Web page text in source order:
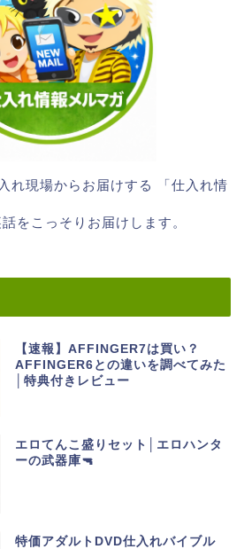
れ現場からお届けする 「仕入れ情
をこっそりお届けします。
【速報】AFFINGER7は買い？
AFFINGER6との違いを調べてみた
│特典付きレビュー
エロてんこ盛りセット│エロハンタ
ーの武器庫🔫
特価アダルトDVD仕入れバイブル